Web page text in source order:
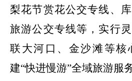
梨花节赏花公交专线、
旅游公交专线等，实行
联大河口、金沙滩等核
建“快进慢游”全域旅游服